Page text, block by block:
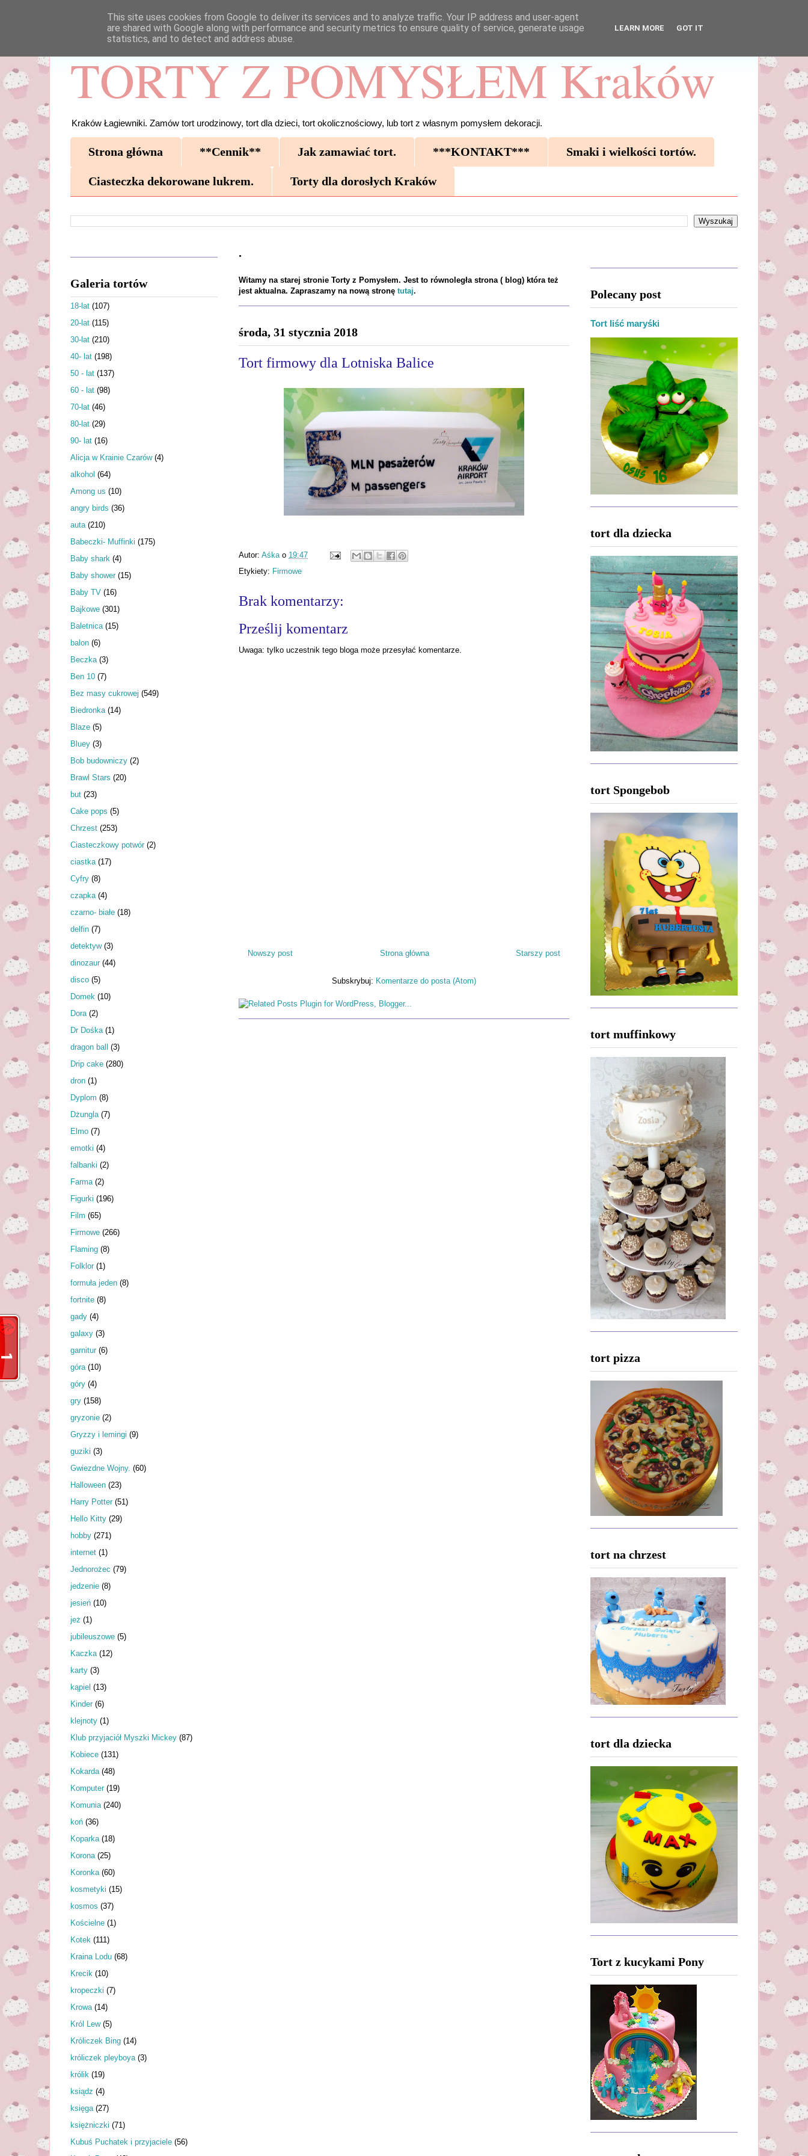
TORTY Z POMYSŁEM Kraków
Kraków Łagiewniki. Zamów tort urodzinowy, tort dla dzieci, tort okolicznościowy, lub tort z własnym pomysłem dekoracji.
Strona główna **Cennik** Jak zamawiać tort. ***KONTAKT*** Smaki i wielkości tortów.
Ciasteczka dekorowane lukrem. Torty dla dorosłych Kraków
.
Witamy na starej stronie Torty z Pomysłem. Jest to równoległa strona ( blog) która też
jest aktualna. Zapraszamy na nową stronę tutaj.
środa, 31 stycznia 2018
Tort firmowy dla Lotniska Balice
Autor: Aśka o 19:47
Etykiety: Firmowe
Brak komentarzy:
Prześlij komentarz
Uwaga: tylko uczestnik tego bloga może przesyłać komentarze.
Nowszy post Starszy post
Strona główna
Subskrybuj: Komentarze do posta (Atom)
Galeria tortów
18-lat (107)
20-lat (115)
30-lat (210)
40- lat (198)
50 - lat (137)
60 - lat (98)
70-lat (46)
80-lat (29)
90- lat (16)
Alicja w Krainie Czarów (4)
alkohol (64)
Among us (10)
angry birds (36)
auta (210)
Babeczki- Muffinki (175)
Baby shark (4)
Baby shower (15)
Baby TV (16)
Bajkowe (301)
Baletnica (15)
balon (6)
Beczka (3)
Ben 10 (7)
Bez masy cukrowej (549)
Biedronka (14)
Blaze (5)
Bluey (3)
Bob budowniczy (2)
Brawl Stars (20)
but (23)
Cake pops (5)
Chrzest (253)
Ciasteczkowy potwór (2)
ciastka (17)
Cyfry (8)
czapka (4)
czarno- białe (18)
delfin (7)
detektyw (3)
dinozaur (44)
disco (5)
Domek (10)
Dora (2)
Dr Dośka (1)
dragon ball (3)
Drip cake (280)
dron (1)
Dyplom (8)
Dżungla (7)
Elmo (7)
emotki (4)
falbanki (2)
Farma (2)
Figurki (196)
Film (65)
Firmowe (266)
Flaming (8)
Folklor (1)
formuła jeden (8)
fortnite (8)
gady (4)
galaxy (3)
garnitur (6)
góra (10)
góry (4)
gry (158)
gryzonie (2)
Gryzzy i lemingi (9)
guziki (3)
Gwiezdne Wojny. (60)
Halloween (23)
Harry Potter (51)
Hello Kitty (29)
hobby (271)
internet (1)
Jednorożec (79)
jedzenie (8)
jesień (10)
jeż (1)
jubileuszowe (5)
Kaczka (12)
karty (3)
kąpiel (13)
Kinder (6)
klejnoty (1)
Klub przyjaciół Myszki Mickey (87)
Kobiece (131)
Kokarda (48)
Komputer (19)
Komunia (240)
koń (36)
Koparka (18)
Korona (25)
Koronka (60)
kosmetyki (15)
kosmos (37)
Kościelne (1)
Kotek (111)
Kraina Lodu (68)
Krecik (10)
kropeczki (7)
Krowa (14)
Król Lew (5)
Króliczek Bing (14)
króliczek pleyboya (3)
królik (19)
ksiądz (4)
księga (27)
księżniczki (71)
Kubuś Puchatek i przyjaciele (56)
Polecany post
Tort liść maryśki
tort dla dziecka
tort Spongebob
tort muffinkowy
tort pizza
tort na chrzest
tort dla dziecka
Tort z kucykami Pony
This site uses cookies from Google to deliver its services and to analyze traffic. Your IP address and user-agent
are shared with Google along with performance and security metrics to ensure quality of service, generate usage
statistics, and to detect and address abuse.
LEARN MORE GOT IT